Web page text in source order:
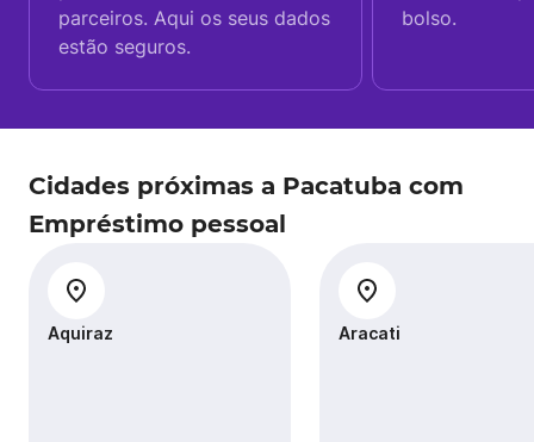
parceiros. Aqui os seus dados
estão seguros.
bolso.
Cidades próximas a Pacatuba com
Empréstimo pessoal
Aquiraz Aracati